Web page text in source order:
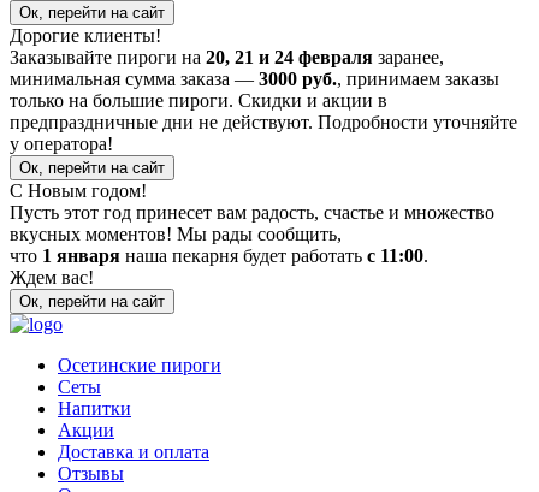
Ок, перейти на сайт
Дорогие клиенты!
Заказывайте пироги на 20, 21 и 24 февраля заранее,
минимальная сумма заказа — 3000 руб., принимаем заказы
только на большие пироги. Скидки и акции в
предпраздничные дни не действуют. Подробности уточняйте
у оператора!
Ок, перейти на сайт
С Новым годом!
Пусть этот год принесет вам радость, счастье и множество
вкусных моментов! Мы рады сообщить,
что 1 января наша пекарня будет работать с 11:00.
Ждем вас!
Ок, перейти на сайт
Осетинские пироги
Сеты
Напитки
Акции
Доставка и оплата
Отзывы